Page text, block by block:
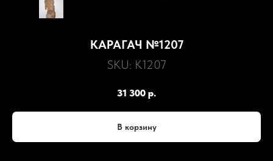
КАРАГАЧ №1207
SKU: К1207
31 300 р.
В корзину